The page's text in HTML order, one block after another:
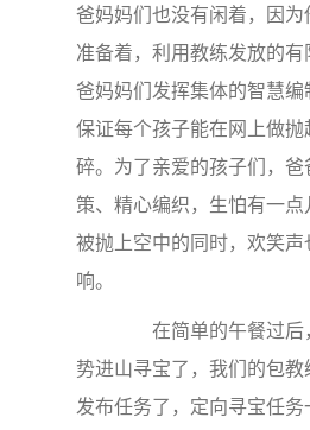
爸妈妈们也没有闲着，因
准备着，利用教练发放的
爸妈妈们发挥集体的智慧编
保证每个孩子能在网上做
碎。为了亲爱的孩子们，
策、精心编织，生怕有一
被抛上空中的同时，欢笑
响。
在简单的午餐过后
势进山寻宝了，我们的包
发布任务了，定向寻宝任